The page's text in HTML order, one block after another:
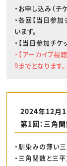
・お申し込み（チ
・各回【当日参加
います。
・【当日参加チケ
・【アーカイブ視
9までとなります。
2024年12月12
第1回：三角
・馴染みの薄い
・三角関数と三